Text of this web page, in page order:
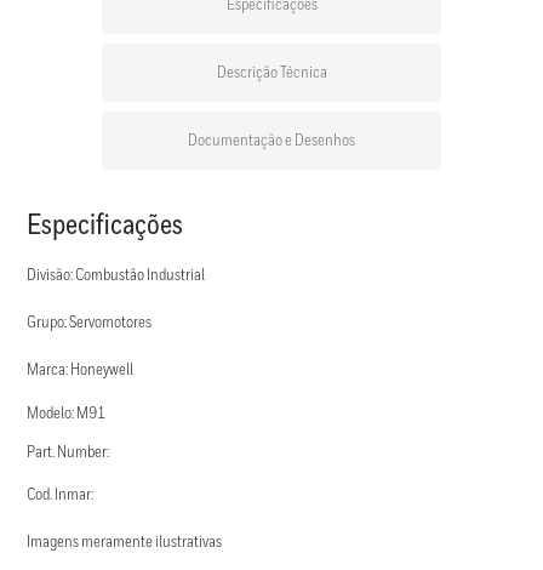
Especificações
Descrição Técnica
Documentação e Desenhos
Especificações
Divisão: Combustão Industrial
Grupo: Servomotores
Marca: Honeywell
Modelo: M91
Part. Number:
Cod. Inmar:
Imagens meramente ilustrativas